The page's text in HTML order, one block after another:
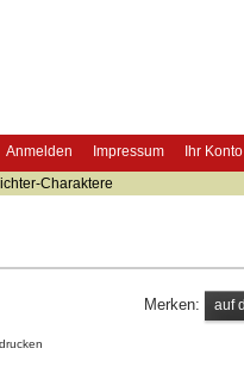
Anmelden Impressum Ihr Konto
Charaktere
Merken: